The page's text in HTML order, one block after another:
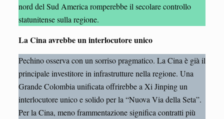
nord del Sud America romperebbe il secolare controllo
statunitense sulla regione.
La Cina avrebbe un interlocutore unico
Pechino osserva con un sorriso pragmatico. La Cina è già il
principale investitore in infrastrutture nella regione. Una
Grande Colombia unificata offrirebbe a Xi Jinping un
interlocutore unico e solido per la “Nuova Via della Seta”.
Per la Cina, meno frammentazione significa contratti più